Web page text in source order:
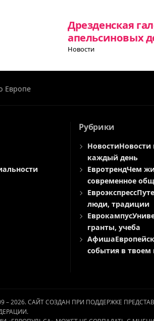
Дрезденская
апельсиновых
Новости
Европе
Рубрики
НовостиНовости
каждый день
ЕвротрендЧем
современное
Евроэкспресс
люди, традиции
Еврокампус
гранты, учеба
Афиша
события в твоем
– 2026. САЙТ СОЗДАН ПРИ ПОДДЕРЖКЕ